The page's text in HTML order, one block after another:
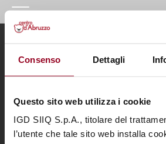
Consenso Dettagli
Questo sito web utilizza i cookie
IGD SIIQ S.p.A., titolare del
l’utente che tale sito web installa
IL CENTRO
COME RAGGIUNGERCI
PROMOZIONI
Menu
Il Centro
Dove siamo
Negozi
Eventi
Promozioni
I nostri servizi
Informazioni
Cookie Policy
Apri preferenze
Note legali